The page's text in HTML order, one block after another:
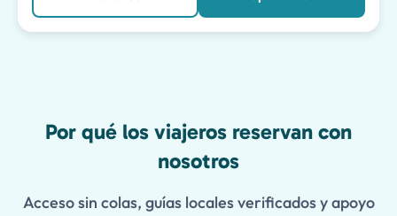
FeaturesPor qué los viajeros reservan con
nosotros
Acceso sin colas, guías locales verificados y apoyo